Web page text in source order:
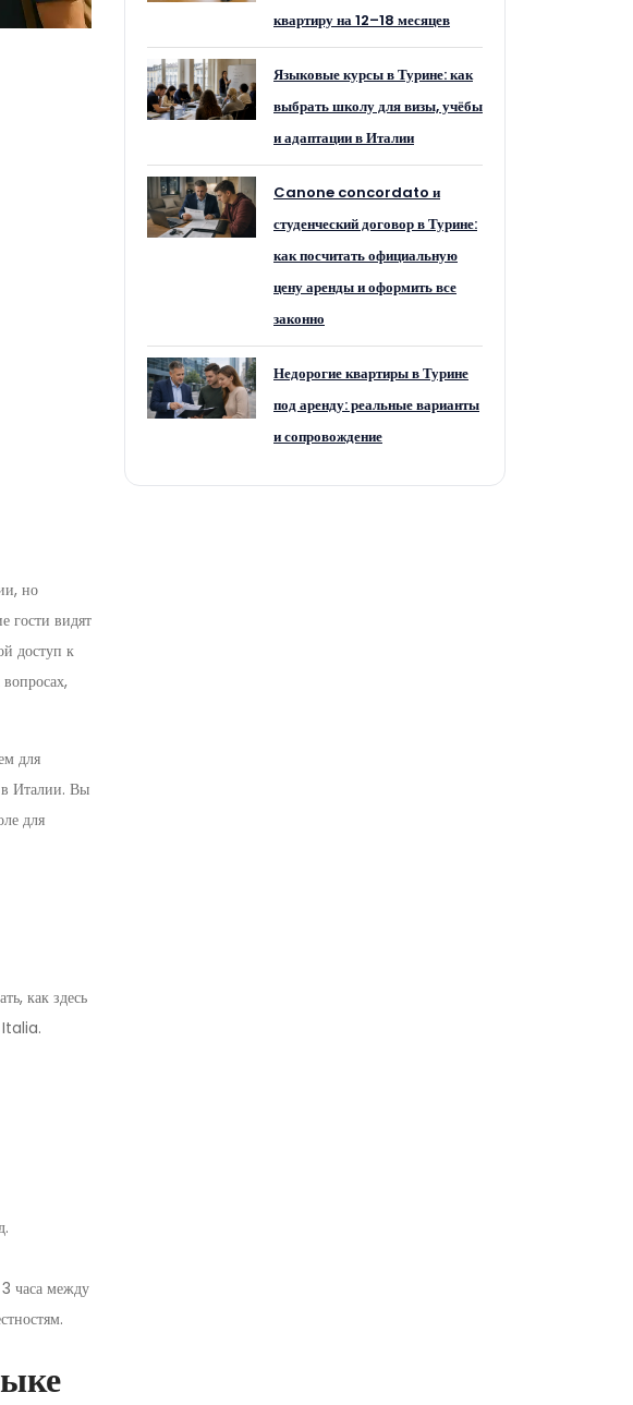
но
гости видят
доступ к
для
в Италии. Вы
для
как здесь
Italia.
часа между
квартиру на 12–18 месяцев
Языковые курсы в Турине: как
выбрать школу для визы, учёбы
и адаптации в Италии
Canone concordato и
студенческий договор в Турине:
как посчитать официальную
цену аренды и оформить все
законно
Недорогие квартиры в Турине
под аренду: реальные варианты
и сопровождение